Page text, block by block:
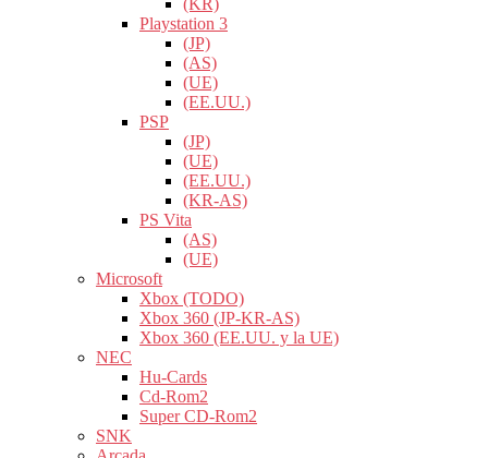
(KR)
Playstation 3
(JP)
(AS)
(UE)
(EE.UU.)
PSP
(JP)
(UE)
(EE.UU.)
(KR-AS)
PS Vita
(AS)
(UE)
Microsoft
Xbox (TODO)
Xbox 360 (JP-KR-AS)
Xbox 360 (EE.UU. y la UE)
NEC
Hu-Cards
Cd-Rom2
Super CD-Rom2
SNK